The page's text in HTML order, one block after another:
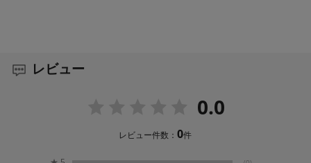
レビュー
0.0
レビュー件数：0件